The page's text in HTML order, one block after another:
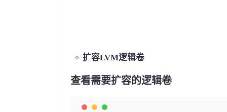
扩容LVM逻辑卷
查看需要扩容的逻辑卷